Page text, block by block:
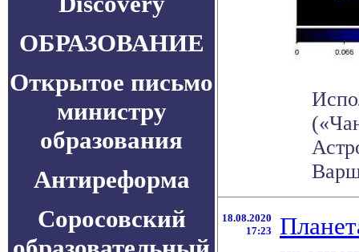
ОБРАЗОВАНИЕ
Открытое письмо
министру
образования
Антиреформа
Соросовский
18.08.2020
17:23